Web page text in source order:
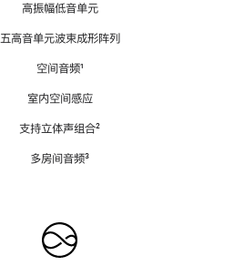
高振幅低音单元
五高音单元波束成形阵列
空间音频脚
¹
室内空间感应
支持立体声组合脚
²
多房间音频脚
³